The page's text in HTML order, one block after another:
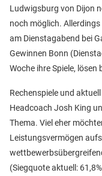
Ludwigsburg von Dijon
noch möglich.
am Dienstagabend bei
Gewinnen Bonn
Woche ihre Spiele,
Rechenspiele und
Headcoach Josh King
Thema. Viel eher
Leistungsvermögen
(Siegquote aktuell: